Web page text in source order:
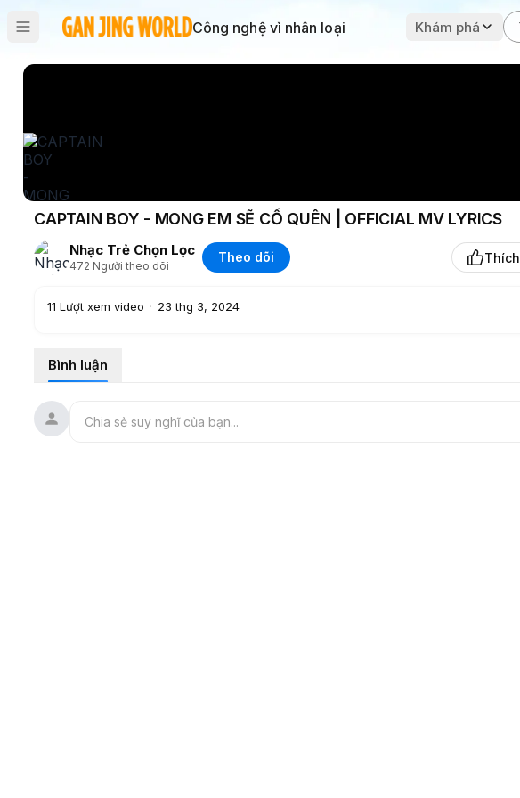
Công nghệ vì nhân loại Khám phá
CAPTAIN BOY - MONG EM SẼ CỐ QUÊN | OFFICIAL MV LYRICS
Nhạc Trẻ Chọn Lọc
472 Người theo dõi
Theo dõi Thích
11 Lượt xem video · 23 thg 3, 2024
Bình luận